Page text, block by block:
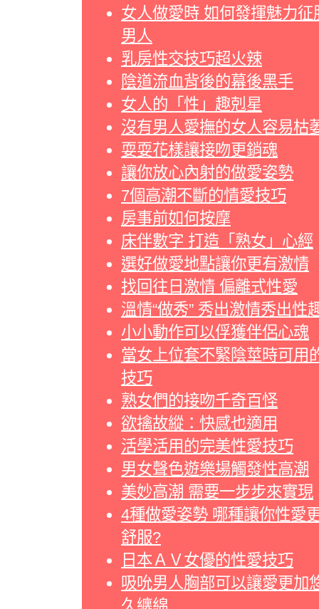
女人做愛時 如何發揮魅力征
男人
乳房性交技巧超火辣
陰道流血背後的幕後黑手
女人的「性」趣剋星
沒有男人愛撫的女人容易枯
耍耍花樣讓接吻更銷魂
讓你放心內射的做愛姿勢
7個高潮不斷的情愛技巧
房事前如何按摩
床伴數字 打造「熟女」心經
選好做愛地點讓你更有激情
找回往日激情 偏離式性愛
溫情“做秀” 秀出激情秀出性
小小動作可以俘獲伴侶心魂
當女上位套不緊陰莖時可用
技巧
熟女們的接吻千奇百怪
欲擒故縱：快感也適用
活學活用的完美性愛技巧
男女聲色遊樂場觸發性高潮
美妙高潮 需要一步步來實現
4種做愛姿勢 哪種讓你性愛
舒服?
日本ＡＶ女優的性愛技巧
吸吮男人胸部可以讓愛更加